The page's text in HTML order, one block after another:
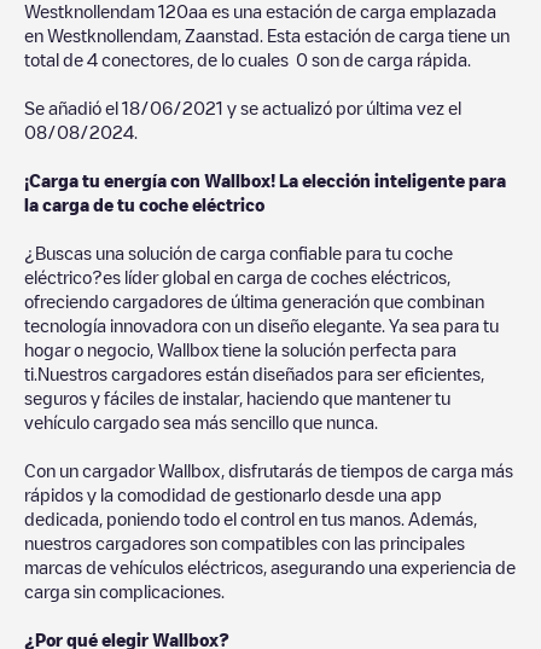
Westknollendam 120aa es una estación de carga emplazada
en Westknollendam Zaanstad . Esta estación de carga tiene un
total de 4 conectores, de lo cuales 0 son de carga rápida.
Se añadió el 18/06/2021 y se actualizó por última vez el
08/08/2024
¡Carga tu energía con Wallbox! La elección inteligente para
la carga de tu coche eléctrico
¿Buscas una solución de carga confiable para tu coche
eléctrico?es líder global en carga de coches eléctricos,
ofreciendo cargadores de última generación que combinan
tecnología innovadora con un diseño elegante. Ya sea para tu
hogar o negocio, Wallbox tiene la solución perfecta para
ti.Nuestros cargadores están diseñados para ser eficientes,
seguros y fáciles de instalar, haciendo que mantener tu
vehículo cargado sea más sencillo que nunca.
Con un cargador Wallbox, disfrutarás de tiempos de carga más
rápidos y la comodidad de gestionarlo desde una app
dedicada, poniendo todo el control en tus manos. Además,
nuestros cargadores son compatibles con las principales
marcas de vehículos eléctricos, asegurando una experiencia de
carga sin complicaciones.
¿Por qué elegir Wallbox?